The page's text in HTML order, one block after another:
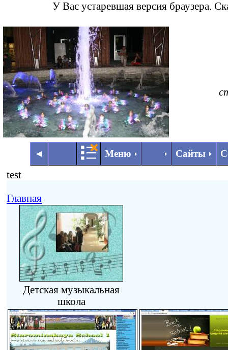
У Вас устаревшая версия браузера.
◄ ►
◄ Меню Сайты
test
Главная
Детская музыкальная
школа